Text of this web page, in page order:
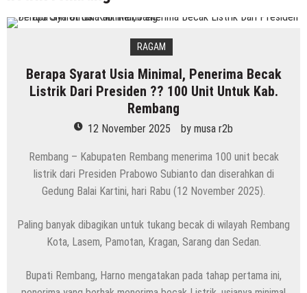
RAGAM
Berapa Syarat Usia Minimal, Penerima Becak
Listrik Dari Presiden ?? 100 Unit Untuk Kab.
Rembang
12 November 2025 by musa r2b
Rembang – Kabupaten Rembang menerima 100 unit becak
listrik dari Presiden Prabowo Subianto dan diserahkan di
Gedung Balai Kartini, hari Rabu (12 November 2025).
Paling banyak dibagikan untuk tukang becak di wilayah Rembang
Kota, Lasem, Pamotan, Kragan, Sarang dan Sedan.
Bupati Rembang, Harno mengatakan pada tahap pertama ini,